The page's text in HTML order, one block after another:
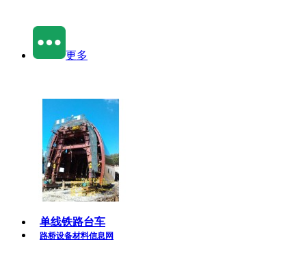
更多
单线铁路台车
路桥设备材料信息网